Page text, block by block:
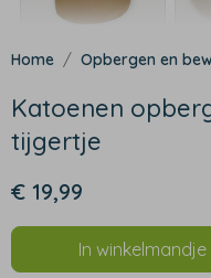
Opbergen en
Katoenen
tijgertje
€ 19,99
In winkelmandje